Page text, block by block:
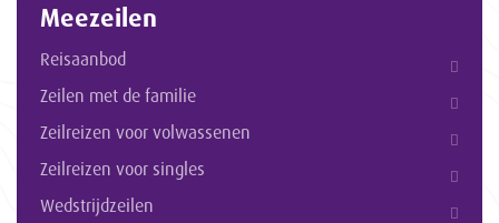
Meezeilen
Reisaanbod
Zeilen met de familie
Zeilreizen voor volwassenen
Zeilreizen voor singles
Wedstrijdzeilen